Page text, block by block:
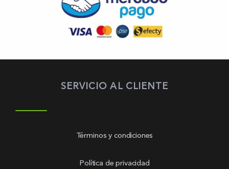
SERVICIO AL CLIENTE
Términos y condiciones
Política de privacidad